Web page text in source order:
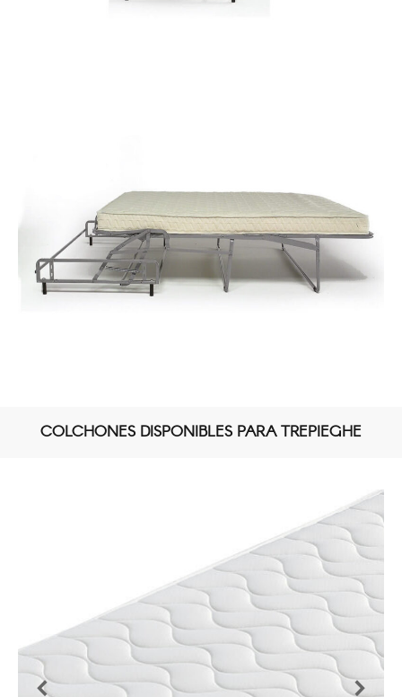
COLCHONES DISPONIBLES PARA TREPIEGHE